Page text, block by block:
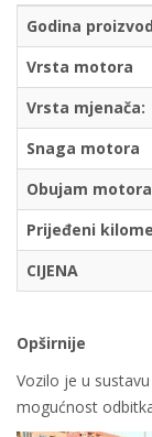
Godina
Vrsta motora
Vrsta mjenača:
Snaga motora
Obujam motora
Prijeđeni
CIJENA
Opširnije
Vozilo je u
mogućnost